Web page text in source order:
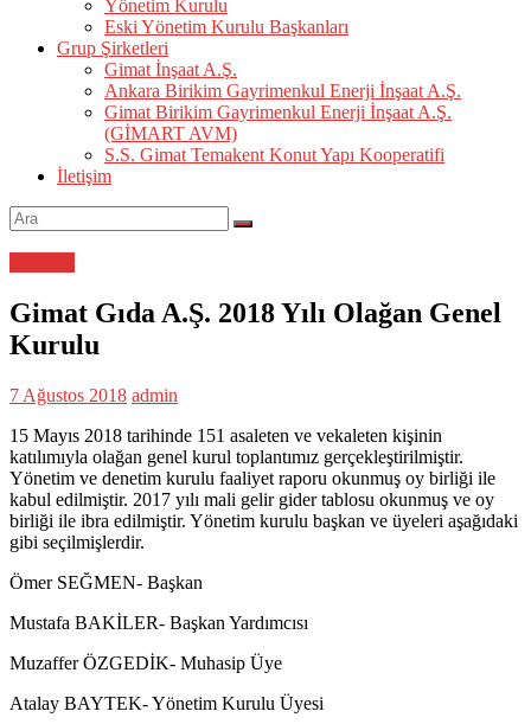
TİCARET
A.Ş.
Yönetim Kurulu
Eski Yönetim Kurulu Başkanları
Grup Şirketleri
Gimat İnşaat A.Ş.
Ankara Birikim Gayrimenkul Enerji İnşaat A.Ş.
Gimat Birikim Gayrimenkul Enerji İnşaat A.Ş.
(GİMART AVM)
S.S. Gimat Temakent Konut Yapı Kooperatifi
İletişim
Gimat Gıda A.Ş. 2018 Yılı Olağan Genel
Kurulu
7 Ağustos 2018 admin
15 Mayıs 2018 tarihinde 151 asaleten ve vekaleten kişinin
katılımıyla olağan genel kurul toplantımız gerçekleştirilmiştir.
Yönetim ve denetim kurulu faaliyet raporu okunmuş oy birliği ile
kabul edilmiştir. 2017 yılı mali gelir gider tablosu okunmuş ve oy
birliği ile ibra edilmiştir. Yönetim kurulu başkan ve üyeleri aşağıdaki
gibi seçilmişlerdir.
Ömer SEĞMEN- Başkan
Mustafa BAKİLER- Başkan Yardımcısı
Muzaffer ÖZGEDİK- Muhasip Üye
Atalay BAYTEK- Yönetim Kurulu Üyesi